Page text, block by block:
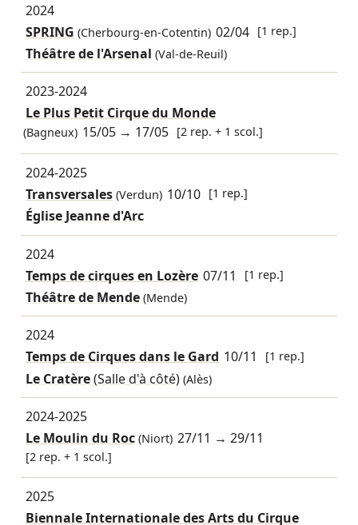
2024
SPRING (Cherbourg-en-Cotentin) 02/04 [1 rep.]
Théâtre de l'Arsenal (Val-de-Reuil)
2023-2024
Le Plus Petit Cirque du Monde
(Bagneux) 15/05 → 17/05 [2 rep. + 1 scol.]
2024-2025
Transversales(Verdun) 10/10 [1 rep.]
Église Jeanne d'Arc
2024
Temps de cirques en Lozère 07/11 [1 rep.]
Théâtre de Mende (Mende)
2024
Temps de Cirques dans le Gard 10/11 [1 rep.]
Le Cratère(Salle d'à côté) (Alès)
2024-2025
Le Moulin du Roc(Niort) 27/11 →29/11
[2 rep. + 1 scol.]
2025
Biennale Internationale des Arts du Cirque